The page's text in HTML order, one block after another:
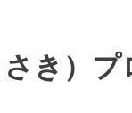
き）